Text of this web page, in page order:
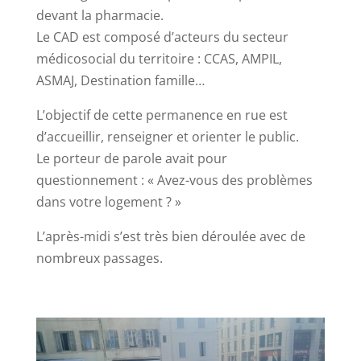
devant la pharmacie.
Le CAD est composé d’acteurs du secteur
médicosocial du territoire : CCAS, AMPIL,
ASMAJ, Destination famille…
L’objectif de cette permanence en rue est
d’accueillir, renseigner et orienter le public.
Le porteur de parole avait pour
questionnement : « Avez-vous des problèmes
dans votre logement ? »
L’après-midi s’est très bien déroulée avec de
nombreux passages.